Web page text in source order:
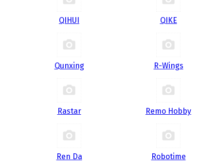
QIHUI QIKE
Qunxing R-Wings
Rastar Remo Hobby
Ren Da Robotime